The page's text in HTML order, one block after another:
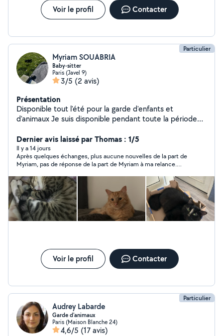
Voir le profil Contacter
Particulier
Myriam SOUABRIA
Baby-sitter
Paris (Javel 9)
3/5 (2 avis)
Présentation
Disponible tout l'été pour la garde d'enfants et
d'animaux Je suis disponible pendant toute la période
ponctuelle) ainsi que pour la garde de vos animaux.
Ayant vécu avec des chats, je sais très bien m'en
occuper et répondre à leurs besoins avec attention et
bienveillance. Concernant les enfants, j'ai déjà de
l'expérience dans la garde régulière et occasionnelle.
Sérieuse, responsable et à l'écoute, j'entretiens de très
bonnes relations avec les enfants et veille à leur
sécurité tout en leur proposant des activités adaptées.
N'hésitez pas à me contacter pour plus d'informations
Dernier avis laissé par Thomas : 1/5
Il y a 14 jours
Après quelques échanges, plus aucune nouvelles de la part de
Myriam, pas de réponse de la part de Myriam à ma relance.
Voir le profil Contacter
Particulier
Audrey Labarde
Garde d'animaux
Paris (Maison Blanche 24)
4,6/5 (17 avis)